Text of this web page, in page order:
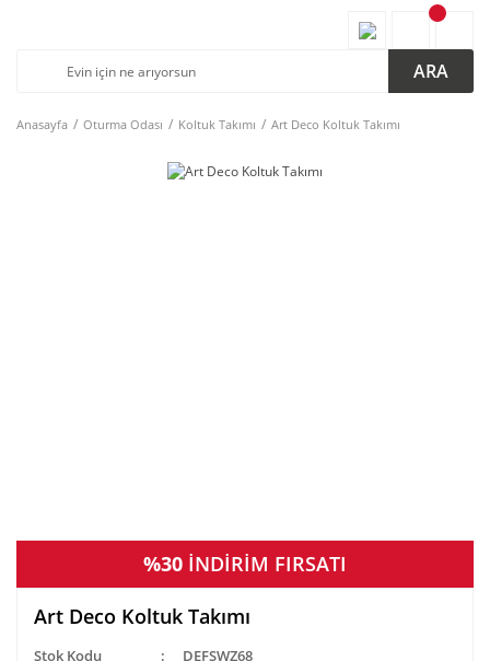
ARA
Anasayfa Oturma Odası Koltuk Takımı Art Deco Koltuk Takımı
%30 İNDİRİM FIRSATI
Art Deco Koltuk Takımı
Stok Kodu DEFSWZ68